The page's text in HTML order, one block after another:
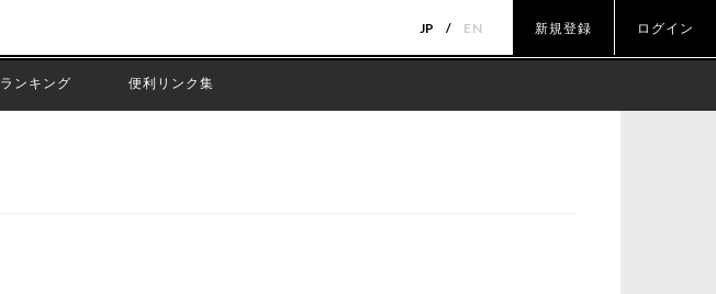
JP EN 新規登録 ログイン
ランキング 便利リンク集